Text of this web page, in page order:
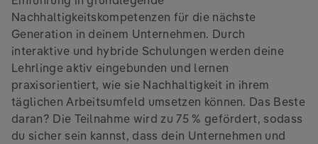
Nachhaltigkeitskompetenzen für die nächste
Generation in deinem Unternehmen. Durch
interaktive und hybride Schulungen werden deine
Lehrlinge aktiv eingebunden und lernen
praxisorientiert, wie sie Nachhaltigkeit in ihrem
täglichen Arbeitsumfeld umsetzen können. Das Beste
daran? Die Teilnahme wird zu 75 % gefördert, sodass
du sicher sein kannst, dass dein Unternehmen und